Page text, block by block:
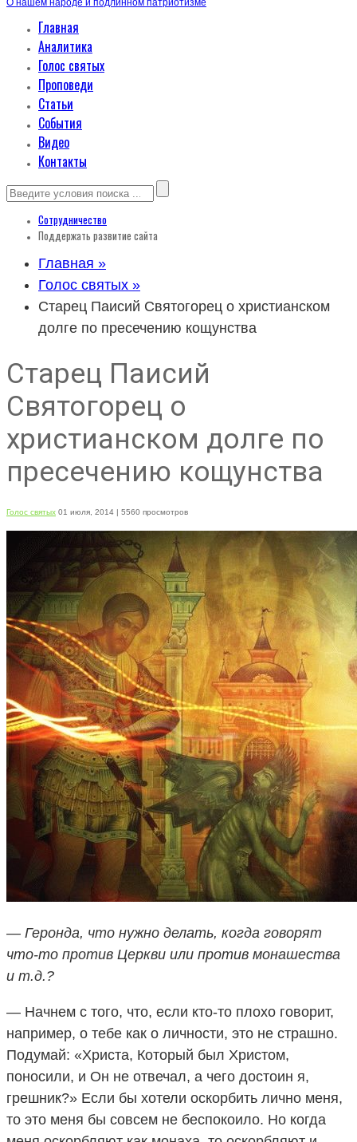
О нашем народе и подлинном патриотизме
Главная
Аналитика
Голос святых
Проповеди
Статьи
События
Видео
Контакты
Сотрудничество
Поддержать развитие сайта
Главная »
Голос святых »
Старец Паисий Святогорец о христианском
долге по пресечению кощунства
Старец Паисий
Святогорец о
христианском долге по
пресечению кощунства
Голос святых 01 июля, 2014 | 5560 просмотров
— Геронда, что нужно делать, когда говорят
что-то против Церкви или против монашества
и т.д.?
— Начнем с того, что, если кто-то плохо говорит,
например, о тебе как о личности, это не страшно.
Подумай: «Христа, Который был Христом,
поносили, и Он не отвечал, а чего достоин я,
грешник?» Если бы хотели оскорбить лично меня,
то это меня бы совсем не беспокоило. Но когда